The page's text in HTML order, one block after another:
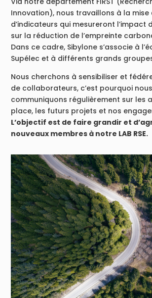
Innovation), nous travaillons à la mise
d’indicateurs qui mesureront l’impact
sur la réduction de l’empreinte
Dans ce cadre, Sibylone s’associe à
Supélec et à différents grands
Nous cherchons à sensibiliser et
de collaborateurs, c’est pourquoi nous
communiquons régulièrement sur les
place, les futurs projets et nos
L’objectif est de faire grandir et
nouveaux membres à notre LAB RSE.